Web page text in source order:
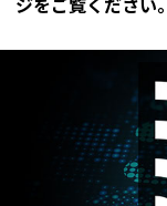
ジをご覧ください。